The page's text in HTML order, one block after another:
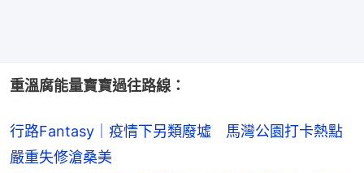
重溫腐能量寶寶過往路線：
行路Fantasy｜疫情下另類廢墟　馬灣公園打卡熱點
嚴重失修滄桑美